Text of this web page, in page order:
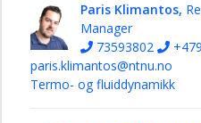
Paris Klimantos,
Manager
73593802
paris.klimantos@ntnu.no
Termo- og fluiddynamikk